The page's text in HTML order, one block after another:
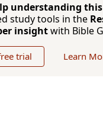
understanding this
study tools in the
insightwith Bible
trial Learn